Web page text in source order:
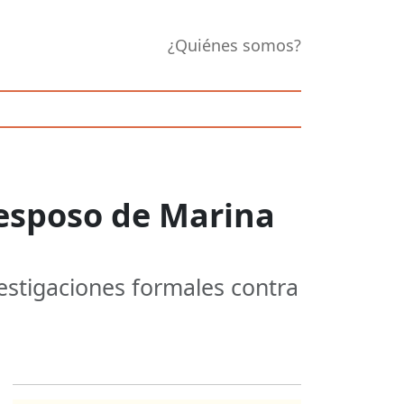
¿Quiénes somos?
de Marina
formales contra